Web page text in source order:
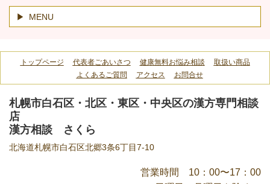
MENU
トップページ 代表者ごあいさつ 健康無料お悩み相談
取扱い商品
よくあるご質問
アクセス お問合せ
札幌市白石区・北区・東区・中央区の漢方専門相談
店
漢方相談 さくら
北海道札幌市白石区北郷3条6丁目7-10
営業時間 10：00〜17：00